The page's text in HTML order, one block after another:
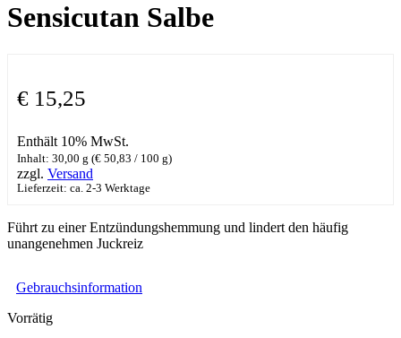
Sensicutan Salbe
€ 15,25
Enthält 10% MwSt.
Inhalt: 30,00 g (€ 50,83 / 100 g)
zzgl. Versand
Lieferzeit: ca. 2-3 Werktage
Führt zu einer Entzündungshemmung und lindert den häufig
unangenehmen Juckreiz
Gebrauchsinformation
Vorrätig